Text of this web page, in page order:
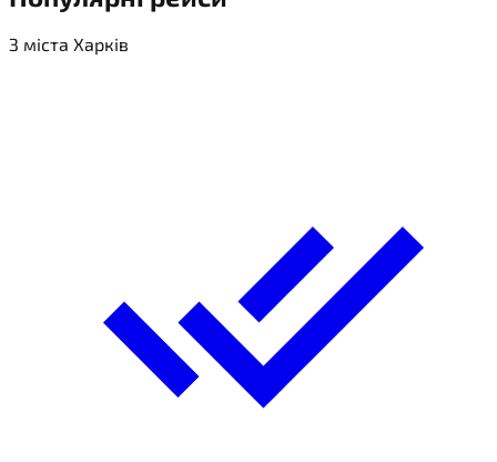
З міста Харків